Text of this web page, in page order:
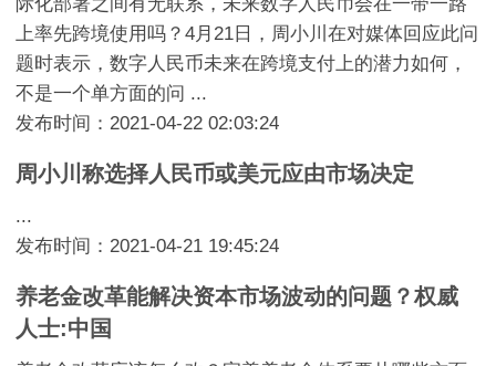
际化部署之间有无联系，未来数字人民币会在一带一路
上率先跨境使用吗？4月21日，周小川在对媒体回应此问
题时表示，数字人民币未来在跨境支付上的潜力如何，
不是一个单方面的问 ...
发布时间：2021-04-22 02:03:24
周小川称选择人民币或美元应由市场决定
...
发布时间：2021-04-21 19:45:24
养老金改革能解决资本市场波动的问题？权威
人士:中国